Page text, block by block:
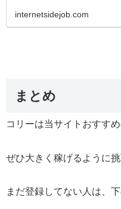
internetsidejob.com
まとめ
コリーは当サイトおすす
ぜひ大きく稼げるように
まだ登録してない人は、